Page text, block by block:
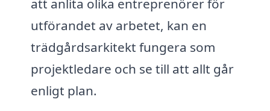
att anlita olika entreprenörer för
utförandet av arbetet, kan en
trädgårdsarkitekt fungera som
projektledare och se till att allt går
enligt plan.